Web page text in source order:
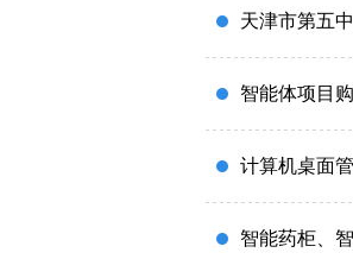
天津市第五
智能体项目
计算机桌面
智能药柜、